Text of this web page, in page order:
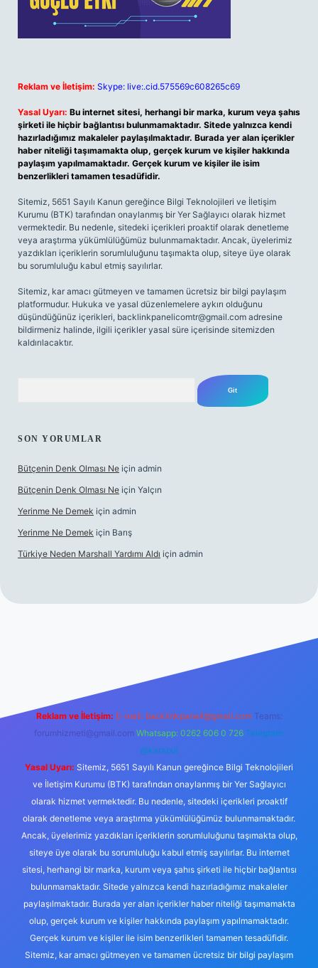
Reklam ve İletişim: Skype: live:.cid.575569c608265c69
Yasal Uyarı: Bu internet sitesi, herhangi bir marka, kurum veya şahıs
şirketi ile hiçbir bağlantısı bulunmamaktadır. Sitede yalnızca kendi
hazırladığımız makaleler paylaşılmaktadır. Burada yer alan içerikler
haber niteliği taşımamakta olup, gerçek kurum ve kişiler hakkında
paylaşım yapılmamaktadır. Gerçek kurum ve kişiler ile isim
benzerlikleri tamamen tesadüfidir.
Sitemiz, 5651 Sayılı Kanun gereğince Bilgi Teknolojileri ve İletişim
Kurumu (BTK) tarafından onaylanmış bir Yer Sağlayıcı olarak hizmet
vermektedir. Bu nedenle, sitedeki içerikleri proaktif olarak denetleme
veya araştırma yükümlülüğümüz bulunmamaktadır. Ancak, üyelerimiz
yazdıkları içeriklerin sorumluluğunu taşımakta olup, siteye üye olarak
bu sorumluluğu kabul etmiş sayılırlar.
Sitemiz, kar amacı gütmeyen ve tamamen ücretsiz bir bilgi paylaşım
platformudur. Hukuka ve yasal düzenlemelere aykırı olduğunu
düşündüğünüz içerikleri, backlinkpanelicomtr@gmail.com adresine
bildirmeniz halinde, ilgili içerikler yasal süre içerisinde sitemizden
kaldırılacaktır.
SON YORUMLAR
Bütçenin Denk Olması Ne için admin
Bütçenin Denk Olması Ne için Yalçın
Yerinme Ne Demek için admin
Yerinme Ne Demek için Barış
Türkiye Neden Marshall Yardımı Aldı için admin
Reklam ve İletişim: E-mail: backlinkpaneli@gmail.com Teams:
forumhizmeti@gmail.com Whatsapp: 0262 606 0 726 Telegram:
@karabul
Yasal Uyarı: Sitemiz, 5651 Sayılı Kanun gereğince Bilgi Teknolojileri
ve İletişim Kurumu (BTK) tarafından onaylanmış bir Yer Sağlayıcı
olarak hizmet vermektedir. Bu nedenle, sitedeki içerikleri proaktif
olarak denetleme veya araştırma yükümlülüğümüz bulunmamaktadır.
Ancak, üyelerimiz yazdıkları içeriklerin sorumluluğunu taşımakta olup,
siteye üye olarak bu sorumluluğu kabul etmiş sayılırlar. Bu internet
sitesi, herhangi bir marka, kurum veya şahıs şirketi ile hiçbir bağlantısı
bulunmamaktadır. Sitede yalnızca kendi hazırladığımız makaleler
paylaşılmaktadır. Burada yer alan içerikler haber niteliği taşımamakta
olup, gerçek kurum ve kişiler hakkında paylaşım yapılmamaktadır.
Gerçek kurum ve kişiler ile isim benzerlikleri tamamen tesadüfidir.
Sitemiz, kar amacı gütmeyen ve tamamen ücretsiz bir bilgi paylaşım